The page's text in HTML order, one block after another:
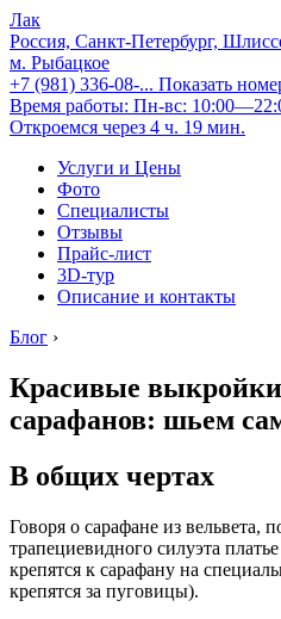
Лак
Россия, Санкт-Петербург,
м. Рыбацкое
+7 (981) 336-08-... Показать
Время работы: Пн-вс:
Откроемся через 4 ч. 19 мин.
Услуги и Цены
Фото
Специалисты
Отзывы
Прайс-лист
3D-тур
Описание и контакты
Блог ›
Красивые
сарафанов: шьем
В общих чертах
Говоря о сарафане из вельвета,
трапециевидного силуэта
крепятся к сарафану на
крепятся за пуговицы).